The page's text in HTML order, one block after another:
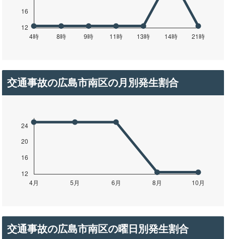
交通事故の広島市南区の月別発生割合
交通事故の広島市南区の曜日別発生割合